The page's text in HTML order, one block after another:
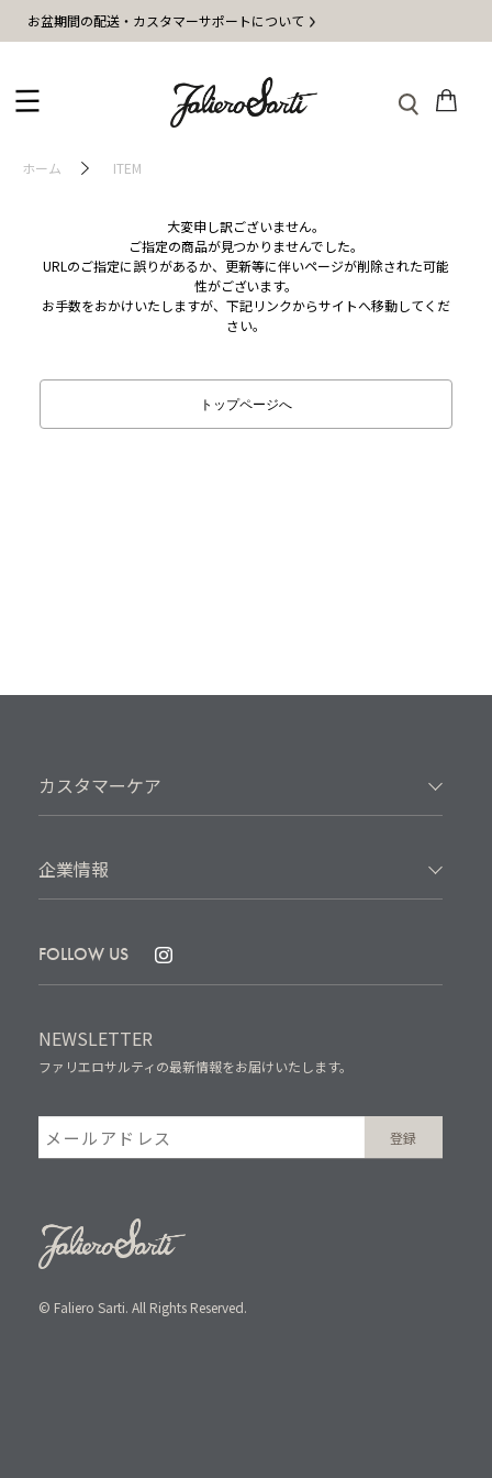
お盆期間の配送・カスタマーサポートについて
ホーム ITEM
大変申し訳ございません。
ご指定の商品が見つかりませんでした。
URLのご指定に誤りがあるか、更新等に伴いページが削除された可能
性がございます。
お手数をおかけいたしますが、下記リンクからサイトへ移動してくだ
さい。
トップページへ
カスタマーケア
企業情報
FOLLOW US
NEWSLETTER
ファリエロサルティの最新情報をお届けいたします。
© Faliero Sarti. All Rights Reserved.